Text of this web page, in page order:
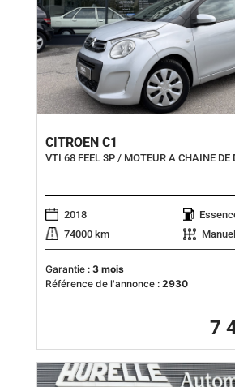
CITROEN C1
VTI 68 FEEL 3P / MOTEUR A CHAINE DE
2018
74000 km
Garantie : 3 mois
Référence de l'annonce : 2930
7